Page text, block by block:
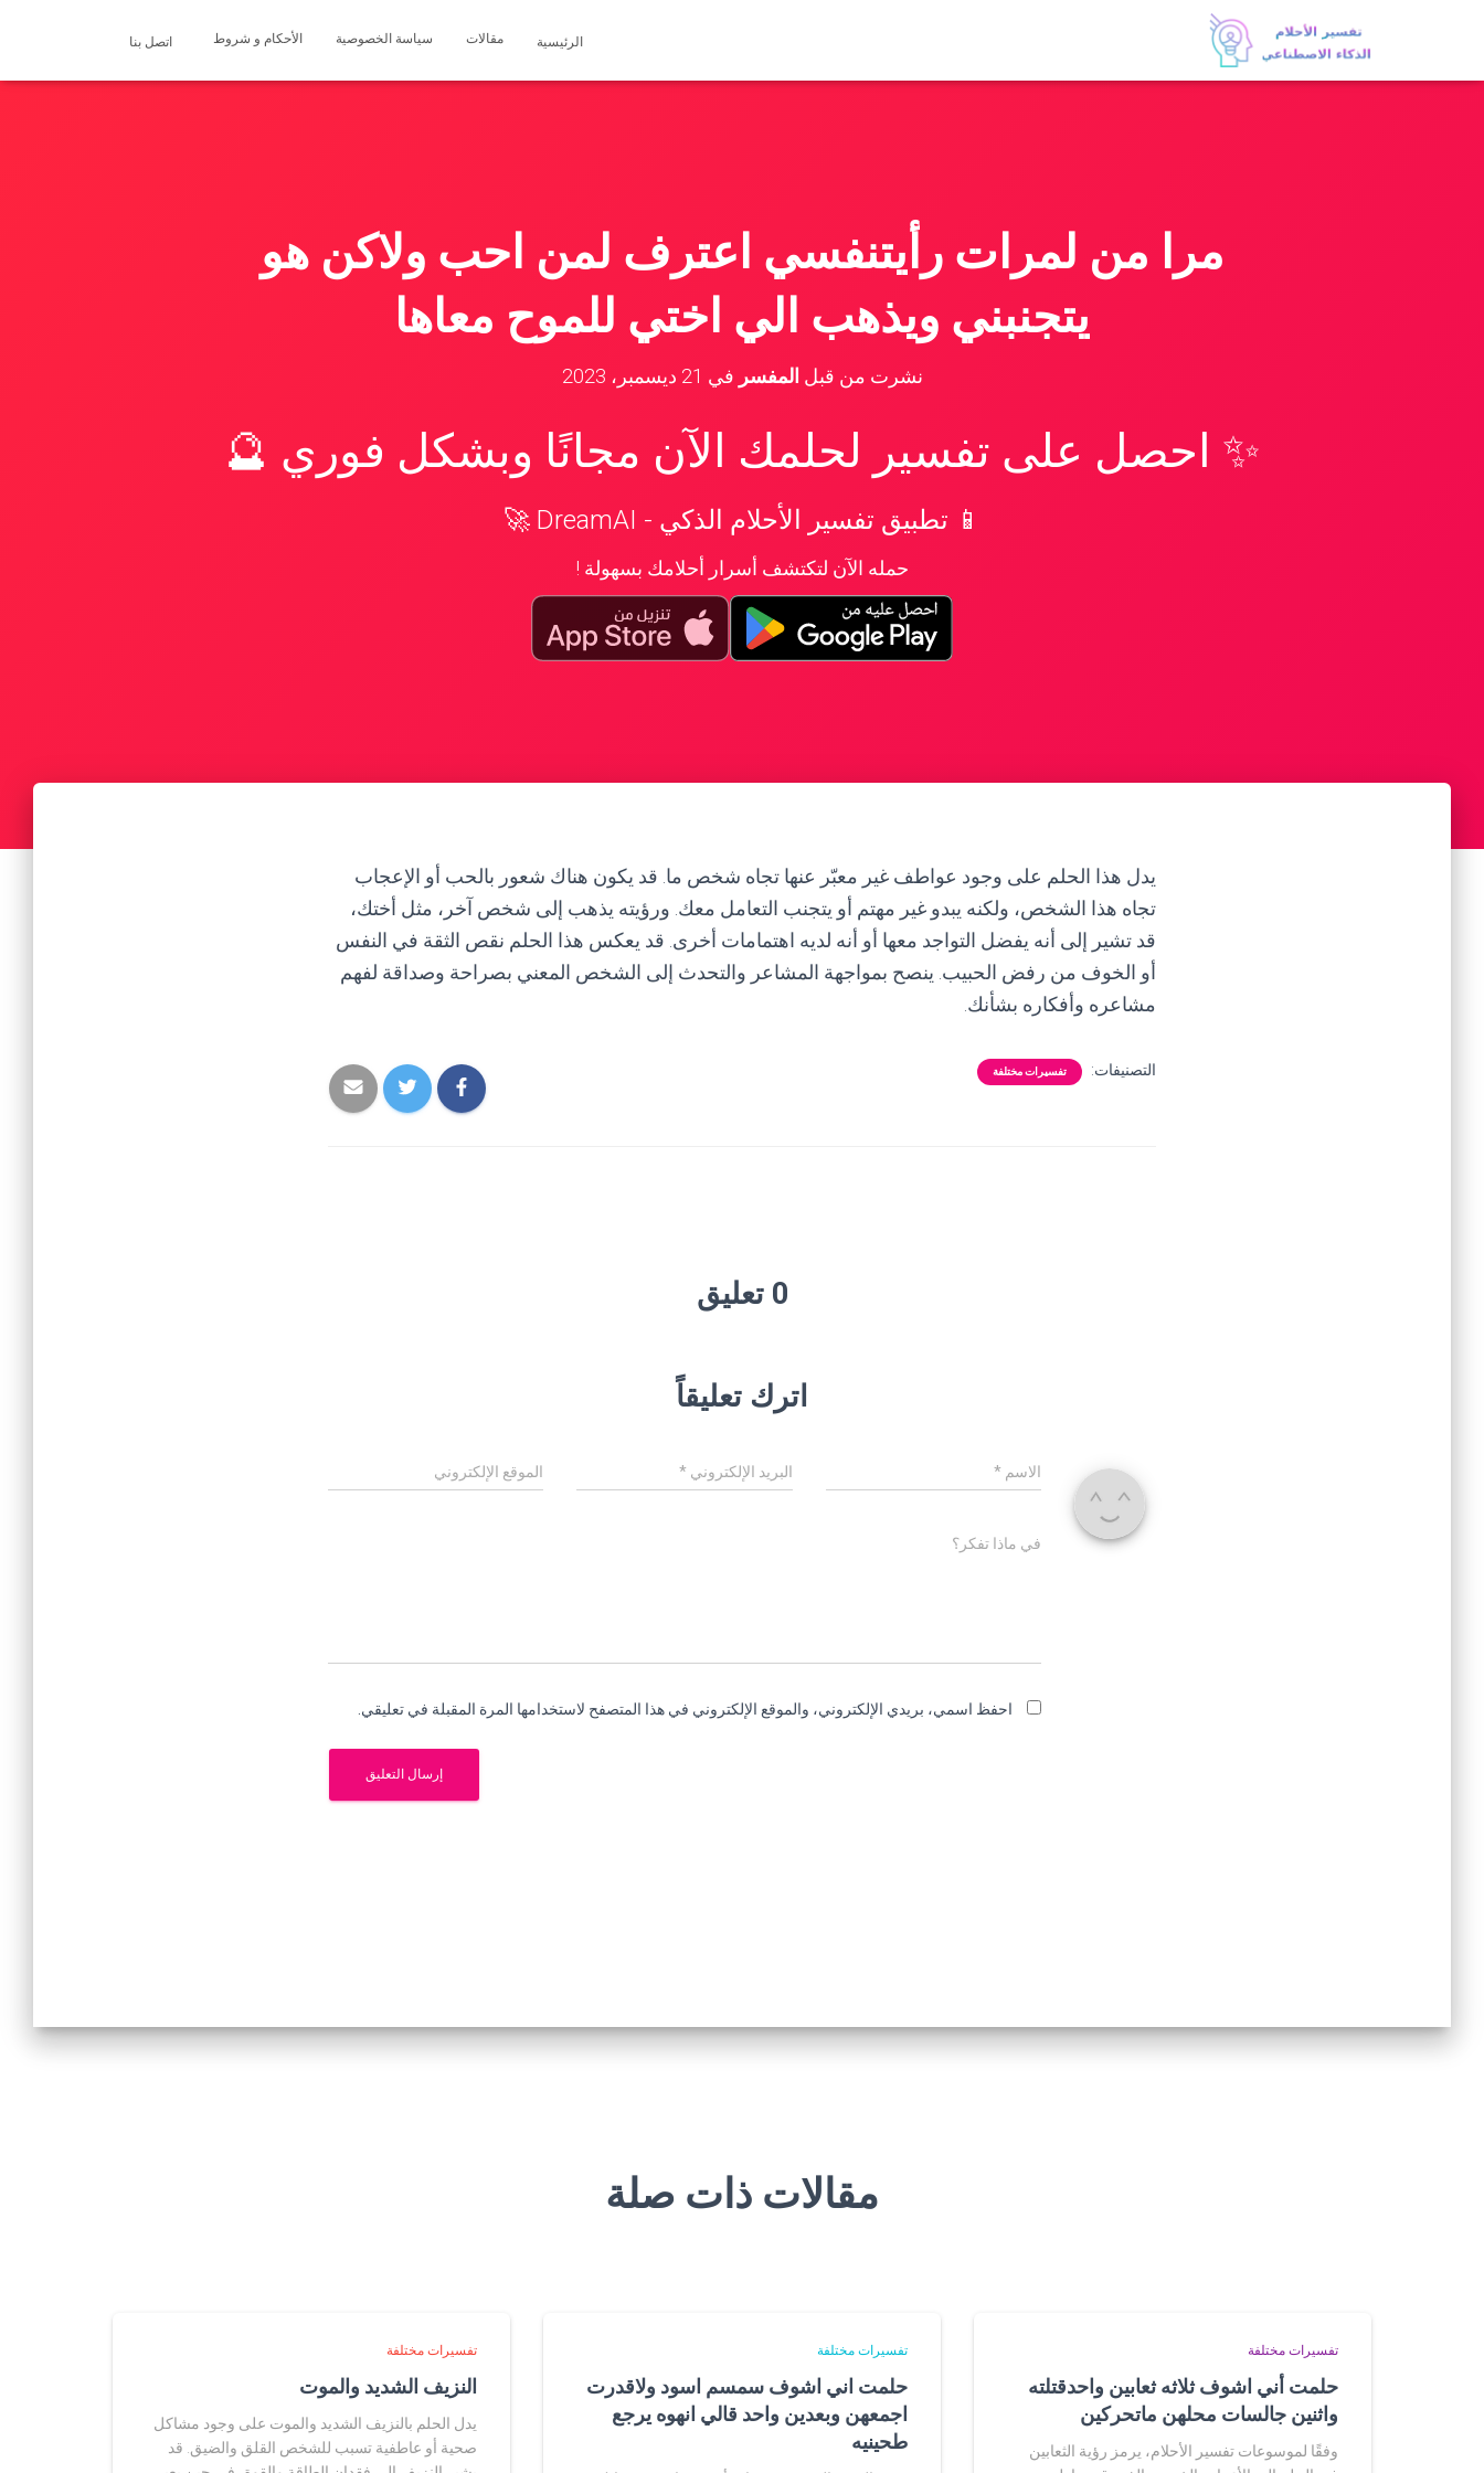
الرئيسية مقالات سياسة الخصوصية الأحكام و شروط اتصل بنا
مرا من لمرات رأيتنفسي اعترف لمن احب ولاكن هو
يتجنبني ويذهب الي اختي للموح معاها
نشرت من قبل المفسر في 21 ديسمبر، 2023
✨ احصل على تفسير لحلمك الآن مجانًا وبشكل فوري 🔮
📱 تطبيق تفسير الأحلام الذكي - DreamAI 🚀
حمله الآن لتكتشف أسرار أحلامك بسهولة !
يدل هذا الحلم على وجود عواطف غير معبّر عنها تجاه شخص ما. قد يكون هناك شعور بالحب أو الإعجاب
تجاه هذا الشخص، ولكنه يبدو غير مهتم أو يتجنب التعامل معك. ورؤيته يذهب إلى شخص آخر، مثل أختك،
قد تشير إلى أنه يفضل التواجد معها أو أنه لديه اهتمامات أخرى. قد يعكس هذا الحلم نقص الثقة في النفس
أو الخوف من رفض الحبيب. ينصح بمواجهة المشاعر والتحدث إلى الشخص المعني بصراحة وصداقة لفهم
مشاعره وأفكاره بشأنك.
التصنيفات: تفسيرات مختلفة
0 تعليق
اترك تعليقاً
الاسم * البريد الإلكتروني * الموقع الإلكتروني
في ماذا تفكر؟
احفظ اسمي، بريدي الإلكتروني، والموقع الإلكتروني في هذا المتصفح لاستخدامها المرة المقبلة في تعليقي.
مقالات ذات صلة
تفسيرات مختلفة
حلمت أني اشوف ثلاثه ثعابين واحدقتلته
واثنين جالسات محلهن ماتحركين
وفقًا لموسوعات تفسير الأحلام، يرمز رؤية الثعابين
تفسيرات مختلفة
حلمت اني اشوف سمسم اسود ولاقدرت
اجمعهن وبعدين واحد قالي انهوه يرجع
طحينيه
تفسيرات مختلفة
النزيف الشديد والموت
يدل الحلم بالنزيف الشديد والموت على وجود مشاكل
صحية أو عاطفية تسبب للشخص القلق والضيق. قد